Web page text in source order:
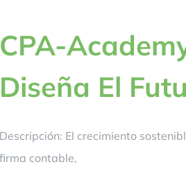
CPA-
Diseña El
Descripción: El crecimiento
firma contable,